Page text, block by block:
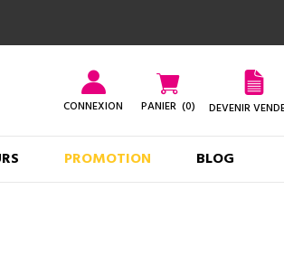
CONNEXION PANIER (0) DEVENIR
PROMOTION BLOG